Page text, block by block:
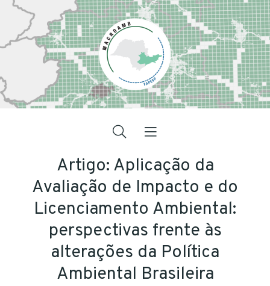
Artigo: Aplicação da
Avaliação de Impacto e do
Licenciamento Ambiental:
perspectivas frente às
alterações da Política
Ambiental Brasileira